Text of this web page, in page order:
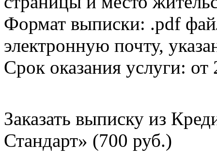
Формат выписки: .pdf
электронную почту,
Срок оказания услуги: от
Заказать выписку из
Стандарт» (700 руб.)